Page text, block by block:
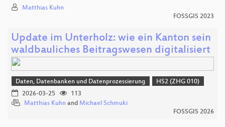
Matthias Kuhn
FOSSGIS 2023
Update im Unterholz: wie ein Kanton sein
waldbauliches Beitragswesen digitalisiert
Daten, Datenbanken und Datenprozessierung
HS2 (ZHG 010)
2026-03-25
113
Matthias Kuhn and Michael Schmuki
FOSSGIS 2026